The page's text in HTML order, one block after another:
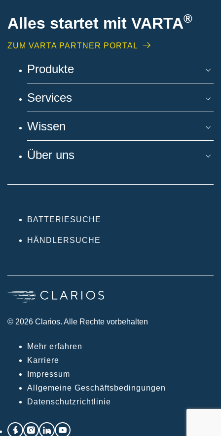
Alles startet mit VARTA®
ZUM VARTA PARTNER PORTAL
Produkte
Services
Wissen
Über uns
BATTERIESUCHE
HÄNDLERSUCHE
© 2026 Clarios. Alle Rechte vorbehalten
Mehr erfahren
Karriere
Impressum
Allgemeine Geschäftsbedingungen
Datenschutzrichtlinie